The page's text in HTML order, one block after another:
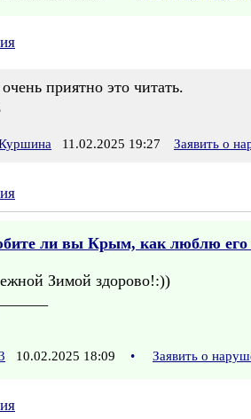
приятно это читать.
11.02.2025 19:27 Заявить о
ли вы Крым, как люблю его
Зимой здорово!:))
10.02.2025 18:09 • Заявить о